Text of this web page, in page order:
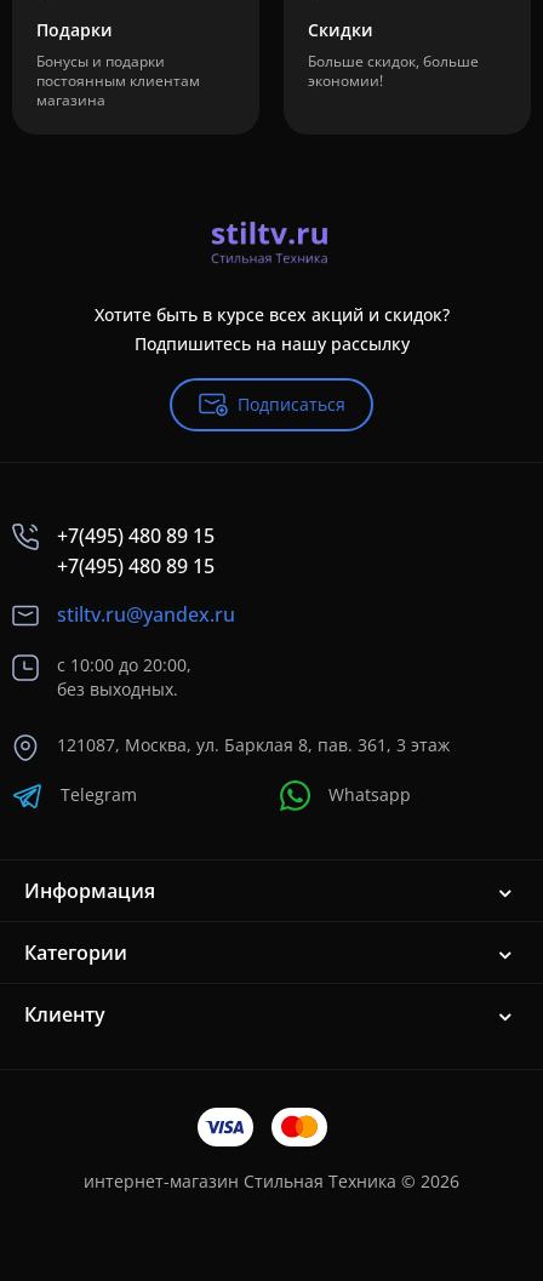
Подарки
Бонусы и подарки
постоянным клиентам
магазина
Скидки
Больше скидок, больше
экономии!
Хотите быть в курсе всех акций и скидок?
Подпишитесь на нашу рассылку
Подписаться
+7(495) 480 89 15
+7(495) 480 89 15
stiltv.ru@yandex.ru
с 10:00 до 20:00,
без выходных.
121087, Москва, ул. Барклая 8, пав. 361, 3 этаж
Telegram Whatsapp
Информация
Категории
Клиенту
интернет-магазин Стильная Техника © 2026